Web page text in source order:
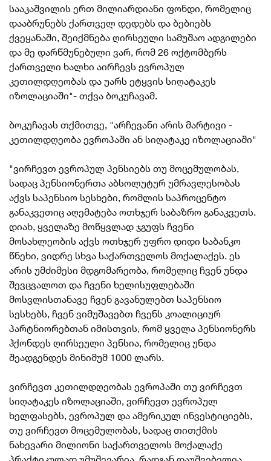
სააკაშვილის ერთ მილიარდიანი ფონდი, რომელიც
დააბრუნებს ქართველ დედებს და ბებიებს
ქვეყანაში, შეიქმნება ღირსეული სამუშაო ადგილები
და მე დარწმუნებული ვარ, რომ 26 ოქტომბერს
ქართველი ხალხი აირჩევს ევროპულ
კეთილდღეობას და უარს ეტყვის სიღატაკეს
იზოლაციაში"- თქვა ბოკუჩავამ.
ბოკუჩავას თქმითვე, "არჩევანი არის მარტივი -
კეთილდღეობა ევროპაში ან სიღატაკე იზოლაციაში"
"ვირჩევთ ევროპულ პენსიებს თუ მოცემულობას,
სადაც პენსიონერთა აბსოლუტურ უმრავლესობას
აქვს საპენსიო სესხები, რომლის საპროცენტო
განაკვეთიც აღემატება ოთხჯერ საბაზრო განაკვეთს.
დიახ, ყველაზე მოწყვლად ჯგუფს ჩვენი
მოსახლეობის აქვს ოთხჯერ უფრო დიდი საბანკო
წნეხი, ვიდრე სხვა საქართველოს მოქალაქეს. ეს
არის უმძიმესი მდგომარეობა, რომელიც ჩვენ უნდა
შევცვალოთ და ჩვენი ხელისუფლებაში
მოსვლისთანავე ჩვენ გავანულებთ საპენსიო
სესხებს, ჩვენ ვიმუშავებთ ჩვენს კოალიციურ
პარტნიორებთან იმისთვის, რომ ყველა პენსიონერს
ჰქონდეს ღირსეული პენსია, რომელიც უნდა
შეადგენდეს მინიმუმ 1000 ლარს.
ვირჩევთ კეთილდღეობას ევროპაში თუ ვირჩევთ
სიღატაკეს იზოლაციაში, ვირჩევთ ევროპულ
ხელფასებს, ევროპულ და ამერიკულ ინვესტიციებს,
თუ ვირჩევთ მოცემულობას, სადაც თითქმის
ნახევარი მილიონი საქართველოს მოქალაქე